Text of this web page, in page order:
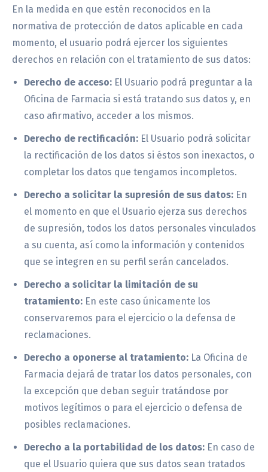
En la medida en que estén reconocidos en la
normativa de protección de datos aplicable en cada
momento, el usuario podrá ejercer los siguientes
derechos en relación con el tratamiento de sus datos:
Derecho de acceso: El Usuario podrá preguntar a la
Oficina de Farmacia si está tratando sus datos y, en
caso afirmativo, acceder a los mismos.
Derecho de rectificación: El Usuario podrá solicitar
la rectificación de los datos si éstos son inexactos, o
completar los datos que tengamos incompletos.
Derecho a solicitar la supresión de sus datos: En
el momento en que el Usuario ejerza sus derechos
de supresión, todos los datos personales vinculados
a su cuenta, así como la información y contenidos
que se integren en su perfil serán cancelados.
Derecho a solicitar la limitación de su
tratamiento: En este caso únicamente los
conservaremos para el ejercicio o la defensa de
reclamaciones.
Derecho a oponerse al tratamiento: La Oficina de
Farmacia dejará de tratar los datos personales, con
la excepción que deban seguir tratándose por
motivos legítimos o para el ejercicio o defensa de
posibles reclamaciones.
Derecho a la portabilidad de los datos: En caso de
que el Usuario quiera que sus datos sean tratados